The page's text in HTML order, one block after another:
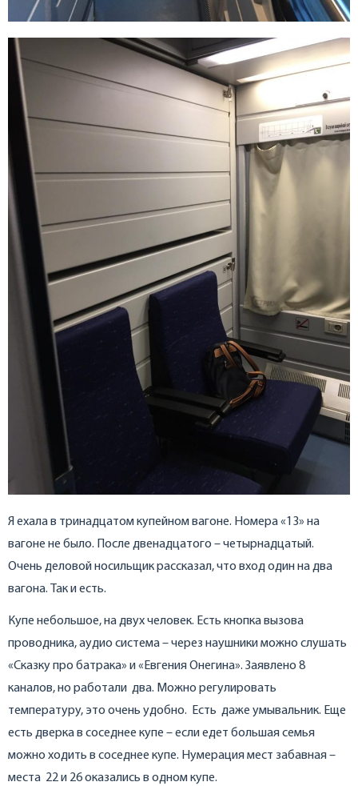
Я ехала в тринадцатом купейном вагоне. Номера «13» на
вагоне не было. После двенадцатого – четырнадцатый.
Очень деловой носильщик рассказал, что вход один на два
вагона. Так и есть.
Купе небольшое, на двух человек. Есть кнопка вызова
проводника, аудио система – через наушники можно слушать
«Сказку про батрака» и «Евгения Онегина». Заявлено 8
каналов, но работали два. Можно регулировать
температуру, это очень удобно. Есть даже умывальник. Еще
есть дверка в соседнее купе – если едет большая семья
можно ходить в соседнее купе. Нумерация мест забавная –
места 22 и 26 оказались в одном купе.